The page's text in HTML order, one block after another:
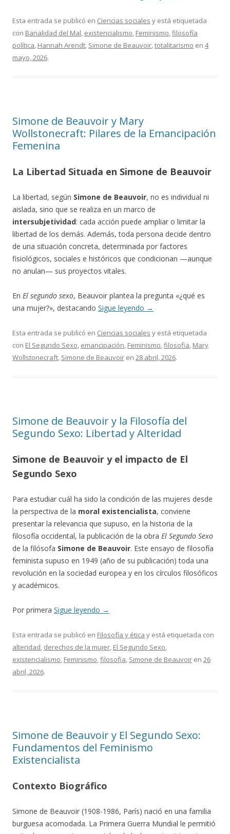
Esta entrada se publicó en Ciencias sociales y está etiquetada
con Banalidad del Mal, existencialismo, Feminismo,filosofía
política, Hannah Arendt, Simone de Beauvoir,totalitarismo en 4
mayo, 2026.
Simone de Beauvoir y Mary
Wollstonecraft: Pilares de la Emancipación
Femenina
La Libertad Situada en Simone de Beauvoir
La libertad, según Simone de Beauvoir, no es individual ni
aislada, sino que se realiza en un marco de
intersubjetividad: cada acción puede ampliar o limitar la
libertad de los demás. Además, toda persona decide dentro
de una situación concreta, determinada por factores
fisiológicos, sociales e históricos que condicionan —aunque
no anulan— sus proyectos vitales.
En El segundo sexo, Beauvoir plantea la pregunta «¿qué es
una mujer?», destacando Sigue leyendo →
Esta entrada se publicó en Ciencias sociales y está etiquetada
con El Segundo Sexo, emancipación, Feminismo,filosofia, Mary
Wollstonecraft, Simone de Beauvoir en 28 abril, 2026.
Simone de Beauvoir y la Filosofía del
Segundo Sexo: Libertad y Alteridad
Simone de Beauvoir y el impacto de El
Segundo Sexo
Para estudiar cuál ha sido la condición de las mujeres desde
la perspectiva de la moral existencialista, conviene
presentar la relevancia que supuso, en la historia de la
filosofía occidental, la publicación de la obra El Segundo Sexo
de la filósofa Simone de Beauvoir. Este ensayo de filosofía
feminista supuso en 1949 (año de su publicación) toda una
revolución en la sociedad europea y en los círculos filosóficos
y académicos.
Por primera Sigue leyendo →
Esta entrada se publicó en Filosofía y ética y está etiquetada con
alteridad, derechos de la mujer, El Segundo Sexo,
existencialismo, Feminismo,filosofia, Simone de Beauvoir en 26
abril, 2026.
Simone de Beauvoir y El Segundo Sexo:
Fundamentos del Feminismo
Existencialista
Contexto Biográfico
Simone de Beauvoir (1908-1986, París) nació en una familia
burguesa acomodada. La Primera Guerra Mundial le permitió